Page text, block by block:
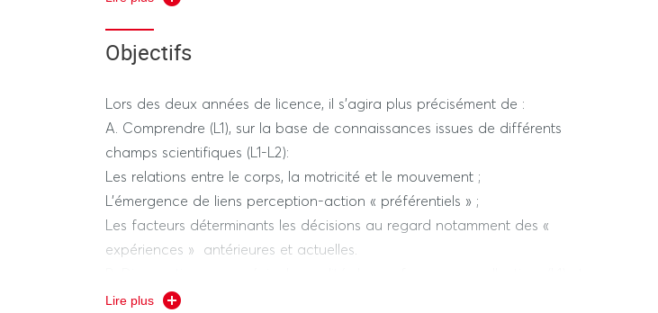
articulant les ressources du joueur avec celles qu’il est nécessaire de
posséder et maitriser pour être performant.
Objectifs
Lors des deux années de licence, il s’agira plus précisément de :
A. Comprendre (L1), sur la base de connaissances issues de différents
champs scientifiques (L1-L2):
Les relations entre le corps, la motricité et le mouvement ;
L’émergence de liens perception-action « préférentiels » ;
Les facteurs déterminants les décisions au regard notamment des «
expériences » antérieures et actuelles.
individuelles (L2) qui découlent des relations et facteurs ci-dessus indiqués.
Lire plus